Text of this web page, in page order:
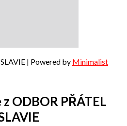
| Powered by Minimalist
ODBOR PŘÁTEL